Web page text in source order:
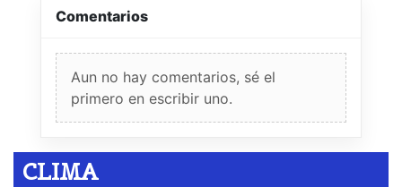
Comentarios
Aun no hay comentarios, sé el
primero en escribir uno.
CLIMA